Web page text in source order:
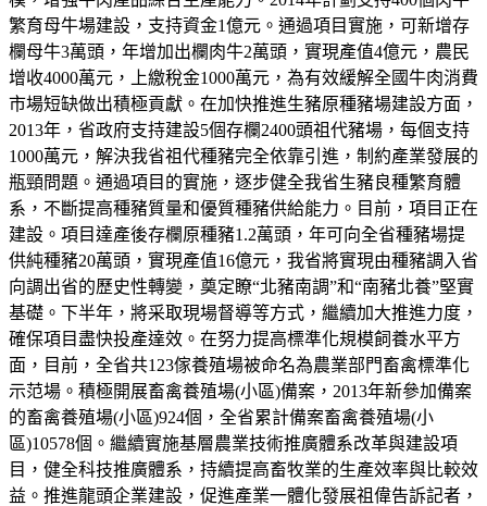
繁育母牛場建設，支持資金1億元。通過項目實施，可新增存
欄母牛3萬頭，年增加出欄肉牛2萬頭，實現產值4億元，農民
增收4000萬元，上繳稅金1000萬元，為有效緩解全國牛肉消費
市場短缺做出積極貢獻。在加快推進生豬原種豬場建設方面，
2013年，省政府支持建設5個存欄2400頭祖代豬場，每個支持
1000萬元，解決我省祖代種豬完全依靠引進，制約產業發展的
瓶頸問題。通過項目的實施，逐步健全我省生豬良種繁育體
系，不斷提高種豬質量和優質種豬供給能力。目前，項目正在
建設。項目達產後存欄原種豬1.2萬頭，年可向全省種豬場提
供純種豬20萬頭，實現產值16億元，我省將實現由種豬調入省
向調出省的歷史性轉變，奠定瞭“北豬南調”和“南豬北養”堅實
基礎。下半年，將采取現場督導等方式，繼續加大推進力度，
確保項目盡快投產達效。在努力提高標準化規模飼養水平方
面，目前，全省共123傢養殖場被命名為農業部門畜禽標準化
示范場。積極開展畜禽養殖場(小區)備案，2013年新參加備案
的畜禽養殖場(小區)924個，全省累計備案畜禽養殖場(小
區)10578個。繼續實施基層農業技術推廣體系改革與建設項
目，健全科技推廣體系，持續提高畜牧業的生產效率與比較效
益。推進龍頭企業建設，促進產業一體化發展祖偉告訴記者，